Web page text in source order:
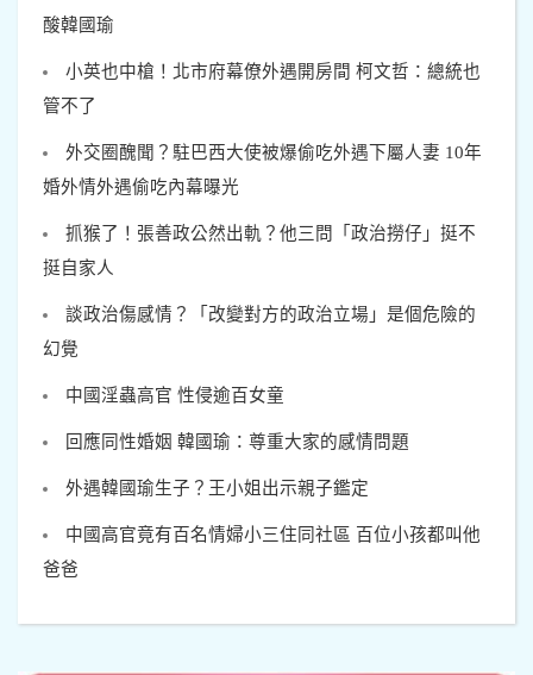
酸韓國瑜
小英也中槍！北市府幕僚外遇開房間 柯文哲：總統也
管不了
外交圈醜聞？駐巴西大使被爆偷吃外遇下屬人妻 10年
婚外情外遇偷吃內幕曝光
抓猴了！張善政公然出軌？他三問「政治撈仔」挺不
挺自家人
談政治傷感情？「改變對方的政治立場」是個危險的
幻覺
中國淫蟲高官 性侵逾百女童
回應同性婚姻 韓國瑜：尊重大家的感情問題
外遇韓國瑜生子？王小姐出示親子鑑定
中國高官竟有百名情婦小三住同社區 百位小孩都叫他
爸爸